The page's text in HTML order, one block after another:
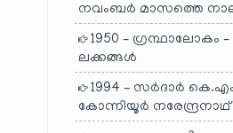
നവംബർ മാസത്തെ
1950 – ഗ്രന്ഥാലോകം
ലക്കങ്ങൾ
1994 – സർദാർ
കോന്നിയൂർ നരേന്ദ്രനാഥ്